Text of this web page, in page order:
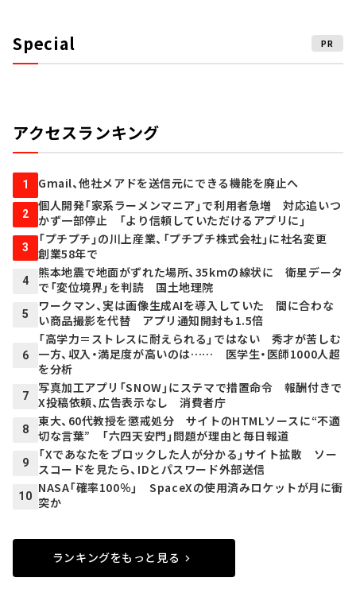
Special PR
アクセスランキング
1 Gmail、他社メアドを送信元にできる機能を廃止へ
2
個人開発「家系ラーメンマニア」で利用者急増 対応追いつ
かず一部停止 「より信頼していただけるアプリに」
3
「プチプチ」の川上産業、「プチプチ株式会社」に社名変更
創業58年で
4
熊本地震で地面がずれた場所、35kmの線状に 衛星データ
で「変位境界」を判読 国土地理院
5
ワークマン、実は画像生成AIを導入していた 間に合わな
い商品撮影を代替 アプリ通知開封も1.5倍
6
「高学力＝ストレスに耐えられる」ではない 秀才が苦しむ
一方、収入・満足度が高いのは…… 医学生・医師1000人超
を分析
7
写真加工アプリ「SNOW」にステマで措置命令 報酬付きで
X投稿依頼、広告表示なし 消費者庁
8
東大、60代教授を懲戒処分 サイトのHTMLソースに“不適
切な言葉” 「六四天安門」問題が理由と毎日報道
9
「Xであなたをブロックした人が分かる」サイト拡散 ソー
スコードを見たら、IDとパスワード外部送信
10
NASA「確率100％」 SpaceXの使用済みロケットが月に衝
突か
ランキングをもっと見る